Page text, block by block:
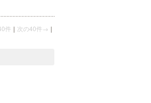
件 ｜ 次の40件→ ｜